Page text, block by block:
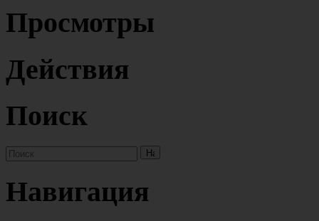
Просмотры
Действия
Поиск
Навигация